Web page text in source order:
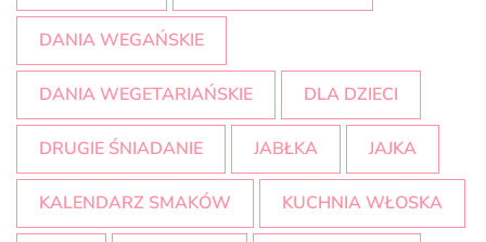
DANIA WEGAŃSKIE
DANIA WEGETARIAŃSKIE DLA DZIECI
DRUGIE ŚNIADANIE JABŁKA JAJKA
KALENDARZ SMAKÓW KUCHNIA WŁOSKA